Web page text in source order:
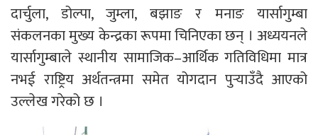
दार्चुला, डोल्पा, जुम्ला, बझाङ र मनाङ यार्सागुम्बा
संकलनका मुख्य केन्द्रका रूपमा चिनिएका छन् । अध्ययनले
यार्सागुम्बाले स्थानीय सामाजिक–आर्थिक गतिविधिमा मात्र
नभई राष्ट्रिय अर्थतन्त्रमा समेत योगदान पुर्‍याउँदै आएको
उल्लेख गरेको छ ।